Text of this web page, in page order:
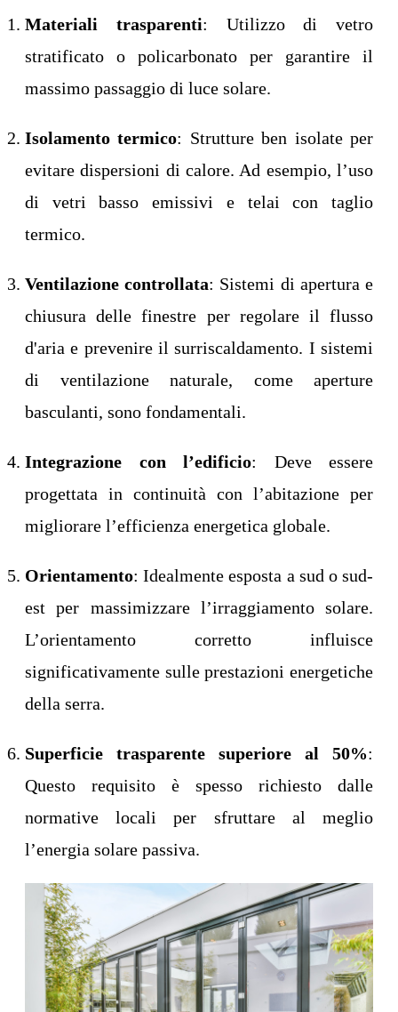
Materiali trasparenti: Utilizzo di vetro
stratificato o policarbonato per garantire il
massimo passaggio di luce solare.
Isolamento termico: Strutture ben isolate per
evitare dispersioni di calore. Ad esempio, l’uso
di vetri basso emissivi e telai con taglio
termico.
Ventilazione controllata: Sistemi di apertura e
chiusura delle finestre per regolare il flusso
d'aria e prevenire il surriscaldamento. I sistemi
di ventilazione naturale, come aperture
basculanti, sono fondamentali.
Integrazione con l’edificio: Deve essere
progettata in continuità con l’abitazione per
migliorare l’efficienza energetica globale.
Orientamento: Idealmente esposta a sud o sud-
est per massimizzare l’irraggiamento solare.
L’orientamento corretto influisce
significativamente sulle prestazioni energetiche
della serra.
Superficie trasparente superiore al 50%:
Questo requisito è spesso richiesto dalle
normative locali per sfruttare al meglio
l’energia solare passiva.